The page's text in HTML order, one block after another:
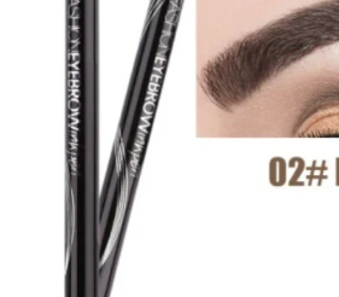
Fashion
Accesorii pentru cap si par
Accesorii vestimentare
Bratari
Ceasuri
Cercei
Coliere, lantisoare si chokere
Ochelari